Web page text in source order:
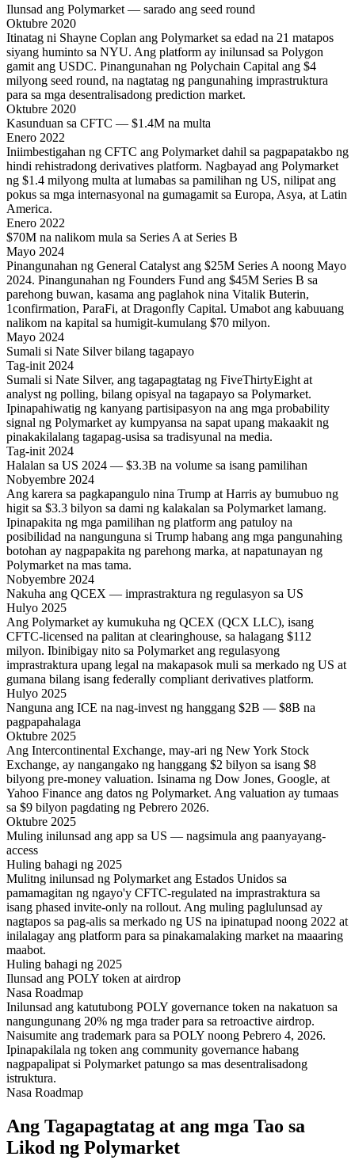
Ilunsad ang Polymarket — sarado ang seed round
Oktubre 2020
Itinatag ni Shayne Coplan ang Polymarket sa edad na 21 matapos
siyang huminto sa NYU. Ang platform ay inilunsad sa Polygon
gamit ang USDC. Pinangunahan ng Polychain Capital ang $4
milyong seed round, na nagtatag ng pangunahing imprastruktura
para sa mga desentralisadong prediction market.
Oktubre 2020
Kasunduan sa CFTC — $1.4M na multa
Enero 2022
Iniimbestigahan ng CFTC ang Polymarket dahil sa pagpapatakbo ng
hindi rehistradong derivatives platform. Nagbayad ang Polymarket
ng $1.4 milyong multa at lumabas sa pamilihan ng US, nilipat ang
pokus sa mga internasyonal na gumagamit sa Europa, Asya, at Latin
America.
Enero 2022
$70M na nalikom mula sa Series A at Series B
Mayo 2024
Pinangunahan ng General Catalyst ang $25M Series A noong Mayo
2024. Pinangunahan ng Founders Fund ang $45M Series B sa
parehong buwan, kasama ang paglahok nina Vitalik Buterin,
1confirmation, ParaFi, at Dragonfly Capital. Umabot ang kabuuang
nalikom na kapital sa humigit-kumulang $70 milyon.
Mayo 2024
Sumali si Nate Silver bilang tagapayo
Tag-init 2024
Sumali si Nate Silver, ang tagapagtatag ng FiveThirtyEight at
analyst ng polling, bilang opisyal na tagapayo sa Polymarket.
Ipinapahiwatig ng kanyang partisipasyon na ang mga probability
signal ng Polymarket ay kumpyansa na sapat upang makaakit ng
pinakakilalang tagapag-usisa sa tradisyunal na media.
Tag-init 2024
Halalan sa US 2024 — $3.3B na volume sa isang pamilihan
Nobyembre 2024
Ang karera sa pagkapangulo nina Trump at Harris ay bumubuo ng
higit sa $3.3 bilyon sa dami ng kalakalan sa Polymarket lamang.
Ipinapakita ng mga pamilihan ng platform ang patuloy na
posibilidad na nangunguna si Trump habang ang mga pangunahing
botohan ay nagpapakita ng parehong marka, at napatunayan ng
Polymarket na mas tama.
Nobyembre 2024
Nakuha ang QCEX — imprastraktura ng regulasyon sa US
Hulyo 2025
Ang Polymarket ay kumukuha ng QCEX (QCX LLC), isang
CFTC-licensed na palitan at clearinghouse, sa halagang $112
milyon. Ibinibigay nito sa Polymarket ang regulasyong
imprastraktura upang legal na makapasok muli sa merkado ng US at
gumana bilang isang federally compliant derivatives platform.
Hulyo 2025
Nanguna ang ICE na nag-invest ng hanggang $2B — $8B na
pagpapahalaga
Oktubre 2025
Ang Intercontinental Exchange, may-ari ng New York Stock
Exchange, ay nangangako ng hanggang $2 bilyon sa isang $8
bilyong pre-money valuation. Isinama ng Dow Jones, Google, at
Yahoo Finance ang datos ng Polymarket. Ang valuation ay tumaas
sa $9 bilyon pagdating ng Pebrero 2026.
Oktubre 2025
Muling inilunsad ang app sa US — nagsimula ang paanyayang-
access
Huling bahagi ng 2025
Mulitng inilunsad ng Polymarket ang Estados Unidos sa
pamamagitan ng ngayo'y CFTC-regulated na imprastraktura sa
isang phased invite-only na rollout. Ang muling paglulunsad ay
nagtapos sa pag-alis sa merkado ng US na ipinatupad noong 2022 at
inilalagay ang platform para sa pinakamalaking market na maaaring
maabot.
Huling bahagi ng 2025
Ilunsad ang POLY token at airdrop
Nasa Roadmap
Inilunsad ang katutubong POLY governance token na nakatuon sa
nangungunang 20% ng mga trader para sa retroactive airdrop.
Naisumite ang trademark para sa POLY noong Pebrero 4, 2026.
Ipinapakilala ng token ang community governance habang
nagpapalipat si Polymarket patungo sa mas desentralisadong
istruktura.
Nasa Roadmap
Ang Tagapagtatag at ang mga Tao sa
Likod ng Polymarket